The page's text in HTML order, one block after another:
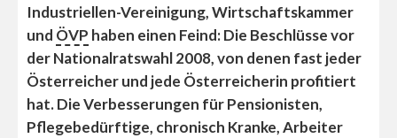
Industriellen-Vereinigung, Wirtschaftskammer
und ÖVP haben einen Feind: Die Beschlüsse vor
der Nationalratswahl 2008, von denen fast jeder
Österreicher und jede Österreicherin profitiert
hat. Die Verbesserungen für Pensionisten,
Pflegebedürftige, chronisch Kranke, Arbeiter